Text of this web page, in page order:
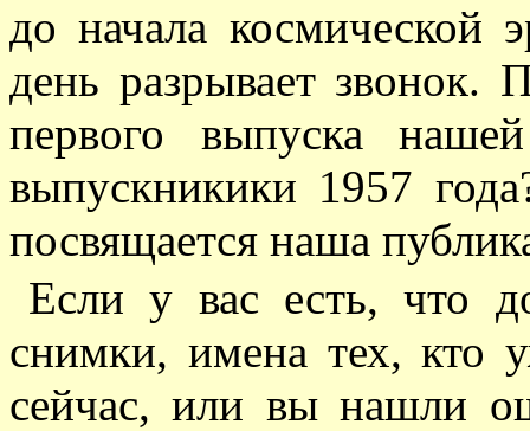
до начала космической
день разрывает звонок.
первого выпуска
выпускникики 1957
посвящается наша
Если у вас есть, что
снимки, имена тех, кто
сейчас, или вы нашли